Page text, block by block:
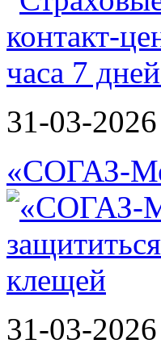
31-03-2026
«СОГАЗ-
31-03-2026